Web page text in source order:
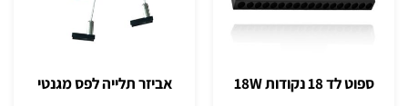
ספוט לד 18 נקודות 18W אביזר תלייה לפס מגנטי